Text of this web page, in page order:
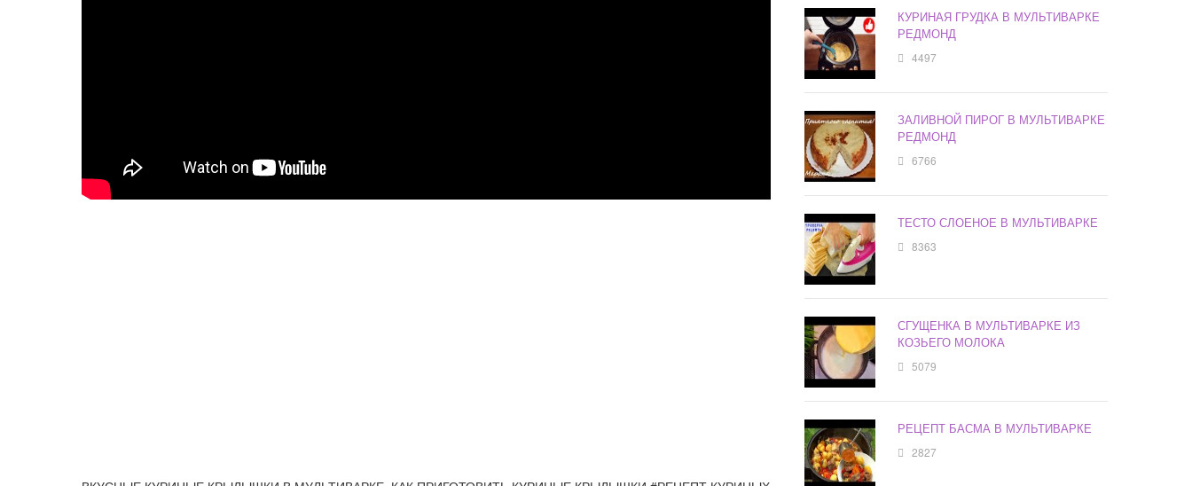
КУРИНАЯ ГРУДКА В МУЛЬТИВАРКЕ
РЕДМОНД
4497
ЗАЛИВНОЙ ПИРОГ В МУЛЬТИВАРКЕ
РЕДМОНД
6766
ТЕСТО СЛОЕНОЕ В МУЛЬТИВАРКЕ
8363
СГУЩЕНКА В МУЛЬТИВАРКЕ ИЗ
КОЗЬЕГО МОЛОКА
5079
РЕЦЕПТ БАСМА В МУЛЬТИВАРКЕ
2827